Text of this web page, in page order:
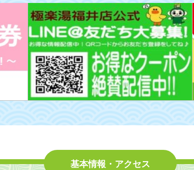
基本情報・アクセス